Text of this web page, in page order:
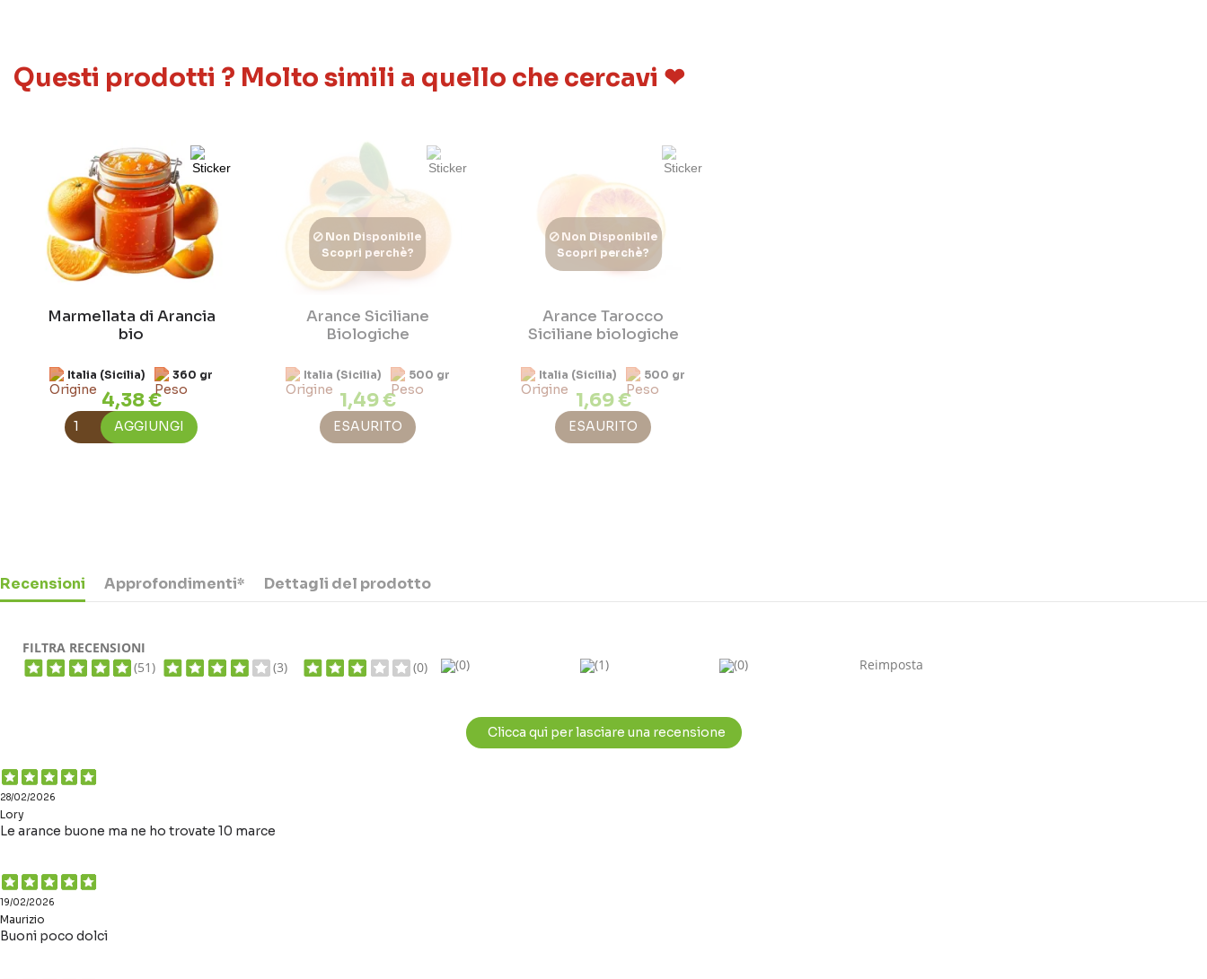
Questi prodotti ? Molto simili a quello che cercavi ❤
Marmellata di Arancia
bio
Italia (Sicilia) 360 gr
4,38 €
AGGIUNGI
Non Disponibile
Scopri perchè?
Arance Siciliane
Biologiche
Italia (Sicilia) 500 gr
1,49 €
ESAURITO
Non Disponibile
Scopri perchè?
Arance Tarocco
Siciliane biologiche
Italia (Sicilia) 500 gr
1,69 €
ESAURITO
Recensioni Approfondimenti* Dettagli del prodotto
FILTRA RECENSIONI
(51)
(3) (0) (0) (1) (0) Reimposta
Clicca qui per lasciare una recensione
28/02/2026
Lory
Le arance buone ma ne ho trovate 10 marce
19/02/2026
Maurizio
Buoni poco dolci